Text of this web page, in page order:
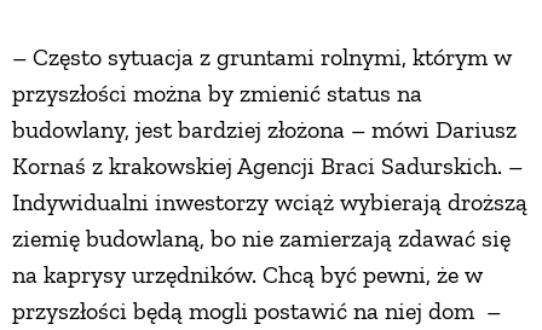
– Często sytuacja z gruntami rolnymi, którym w
przyszłości można by zmienić status na
budowlany, jest bardziej złożona – mówi Dariusz
Kornaś z krakowskiej Agencji Braci Sadurskich. –
Indywidualni inwestorzy wciąż wybierają droższą
ziemię budowlaną, bo nie zamierzają zdawać się
na kaprysy urzędników. Chcą być pewni, że w
przyszłości będą mogli postawić na niej dom –